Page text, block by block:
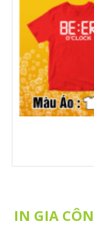
IN GIA